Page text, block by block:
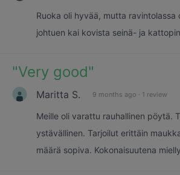
Ruoka oli hyvää, mutta ravintolassa
johtuen kai kovista seinä- ja
"Very good"
Maritta S. 9 months ago · 1 review
Meille oli varattu rauhallinen pöytä.
ystävällinen. Tarjoilut erittäin
määrä sopiva. Kokonaisuutena